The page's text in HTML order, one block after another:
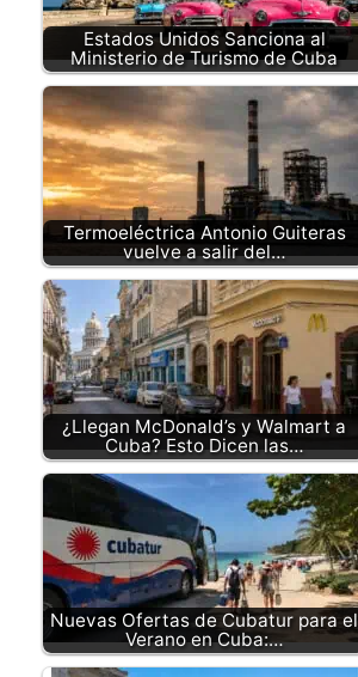
Estados Unidos Sanciona al
Ministerio de Turismo de Cuba
Termoeléctrica Antonio Guiteras
vuelve a salir del…
¿Llegan McDonald’s y Walmart a
Cuba? Esto Dicen las…
Nuevas Ofertas de Cubatur para el
Verano en Cuba:…